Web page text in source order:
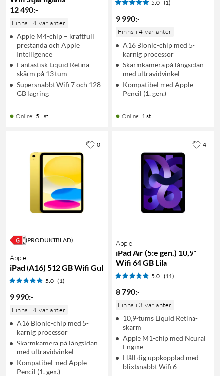
12 490:-
Finns i 4 varianter
Apple M4-chip – kraftfull
prestanda och Apple
Intelligence
Fantastisk Liquid Retina-
skärm på 13 tum
Supersnabbt Wifi 7 och 128
GB lagring
Online: 5+ st
5.0 (1)
9 990:-
Finns i 4 varianter
A16 Bionic-chip med 5-
kärnig processor
Skärmkamera på långsidan
med ultravidvinkel
Kompatibel med Apple
Pencil (1. gen.)
Online: 1 st
(PRODUKTBLAD)
Apple
iPad (A16) 512 GB Wifi Gul
5.0 (1)
9 990:-
Finns i 4 varianter
A16 Bionic-chip med 5-
kärnig processor
Skärmkamera på långsidan
med ultravidvinkel
Kompatibel med Apple
Pencil (1. gen.)
0
Apple
iPad Air (5:e gen.) 10,9"
Wifi 64 GB Lila
5.0 (11)
8 790:-
Finns i 3 varianter
10,9-tums Liquid Retina-
skärm
Apple M1-chip med Neural
Engine
Håll dig uppkopplad med
blixtsnabbt Wifi 6
4